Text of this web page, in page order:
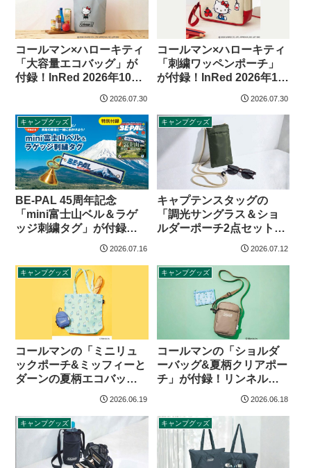
コールマン×ハローキティ
「大容量エコバッグ」が
付録！InRed 2026年10月
2026.07.30
コールマン×ハローキティ
「刺繍ワッペンポーチ」
が付録！InRed 2026年10
2026.07.30
キャンプグッズ
BE-PAL 45周年記念
「mini富士山ベル＆ラゲ
ッジ刺繍タグ」が付録！
BE-PAL 2026年8月号
2026.07.16
キャンプグッズ
キャプテンスタッグの
「調光サングラス＆ショ
ルダーポーチ2点セット」
が付録！MonoMax 2026
2026.07.12
キャンプグッズ
コールマンの「ミニリュ
ックポーチ&ミッフィーと
ダーンの夏柄エコバッ
グ」が付録！リンネル
2026年9月号増刊
2026.06.19
キャンプグッズ
コールマンの「ショルダ
ーバッグ&夏柄クリアポー
チ」が付録！リンネル
2026.06.18
キャンプグッズ キャンプグッズ